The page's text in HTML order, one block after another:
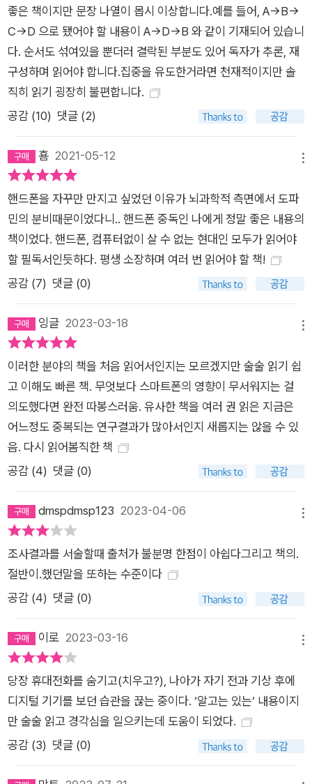
학력 저하 현상, 디지털 치매 등등은 필연적인 결과라는 것이다.
이 책에는 이 주제에 대한 전 세계의 수많은 연구 결과와 설문 조
사, 심리 실험 결과 등등이 집대성돼 있는데, 정신과 의사이자 신
경의학자답게 뇌 과학 이론을 접목시켜 독자의 이해를 돕고 있는
것이 가장 큰 장점 중 하나이다. 문제 제기와 이론으로만 그치지
않고 일상생활에서 어떤 방식으로 디지털 디톡스를 해야 할지를
이해하기 쉽게 설명해준다는 점에서 뇌 과학 건강서라 할 수 있는
이 책은 현재 스웨덴에서만 8만 부가량 판매되었고 12개국에 판
권이 팔렸으며 국민 건강에 이바지한 개인이나 단체에 주는 상인
2019 헬스 어워드를 비롯하여 6개가 넘는 각종 상을 수상했다.
작가 안데르스 한센은 이 인기에 힙입어 공중파 TV인 SVT에서
<당신의 뇌(Dinhjärna)>라는 프로그램을 진행한 바 있는데 스
티븐 핑커, 로버트 새폴스키, 수전 그린필드, 리처드 도킨스 등 세
계적인 석학들을 게스트로 초대해서 큰 화제를 불러일으켰다. 책
긴 시대, 똑똑한 뇌 사용법 스마트폰과 SNS 사용 시간이 늘어날
수록 우울증과 불면증이 생기고, 집중력과 기억력이 떨어지는 지
미래학자 니컬러스 카(Nicholas G. Carr)를 비롯해서 수많은 전
문가들이 지금 우리가 겪고 있는 이 현실을 경고한 바 있다. 그런
데 우리가 교통사고 때문에 자동차를 포기할 수 없듯이 스마트폰
의 부작용과 폐해를 알게 되었다고 해서 다시 과거로 돌아갈 수는
없는 노릇이다. 작가 안데르스 한센은 뇌 과학 이론과 함께 해결
책에 집중한다. 그는 인간이 행복을 느끼기 위해서는 잠을 잘 자
친밀감을 느껴야 한다는 세 가지 조건이 필요하다고 강조하며 어
떻게 하면 이를 실천할 수 있는지에 대해 조언한다. 어찌 보면 너
무나 당연한 이야기라 생각할지 모르지만, 이 세 가지 조건이 왜
우리 뇌에 이다지도 중요한지를 설명하는 부분에서는 평소 우리
가 알던 통념과는 사뭇 다른 이야기가 등장해서 주위를 환기한다.
이를테면 우리가 잠을 자야 하는 이유는 에너지를 충전하기 위해
서가 아니다. 잠자는 동안 우리 뇌가 하루 동안 쌓인 단백질 노폐
물을 제거하는 작업을 하기 때문이다. 또 책상에 앉아서 책을 보
는 것보다 밖에 나가서 몸을 움직이는 것이 집중력과 기억력에 훨
씬 더 큰 도움을 준다는 이야기도 새롭다. 공부하는 것보다 운동
하는 것이 우리 뇌를 더 똑똑하게 만든다는 것이다. SNS에서 만
난 인간관계가 실제로 만나는 인간관계를 대체할 수 없는 이유는
가장 활발하게 발달하는데, 공감 능력과 지적 능력을 주관하는 전
좋은 책이지만 문장 나열이 몹시 이상합니다.예를 들어, A->B->
C->D 으로 됐어야 할 내용이 A->D->B 와 같이 기재되어 있습니
다. 순서도 섞여있을 뿐더러 결락된 부분도 있어 독자가 추론, 재
구성하며 읽어야 합니다.집중을 유도한거라면 천재적이지만 솔
직히 읽기 굉장히 불편합니다.
공감 (10) 댓글 (2)
횸 2021-05-12
핸드폰을 자꾸만 만지고 싶었던 이유가 뇌과학적 측면에서 도파
민의 분비때문이었다니.. 핸드폰 중독인 나에게 정말 좋은 내용의
책이었다. 핸드폰, 컴퓨터없이 살 수 없는 현대인 모두가 읽어야
할 필독서인듯하다. 평생 소장하며 여러 번 읽어야 할 책!
공감 (7) 댓글 (0)
잉글 2023-03-18
이러한 분야의 책을 처음 읽어서인지는 모르겠지만 술술 읽기 쉽
고 이해도 빠른 책. 무엇보다 스마트폰의 영향이 무서워지는 걸
의도했다면 완전 따봉스러움. 유사한 책을 여러 권 읽은 지금은
어느정도 중복되는 연구결과가 많아서인지 새롭지는 않을 수 있
음. 다시 읽어봄직한 책
공감 (4) 댓글 (0)
dmspdmsp123 2023-04-06
조사결과를 서술할때 출처가 불분명 한점이 아쉽다그리고 책의.
절반이.했던말을 또하는 수준이다
공감 (4) 댓글 (0)
이로 2023-03-16
당장 휴대전화를 숨기고(치우고?), 나아가 자기 전과 기상 후에
디지털 기기를 보던 습관을 끊는 중이다. ‘알고는 있는‘ 내용이지
만 술술 읽고 경각심을 일으키는데 도움이 되었다.
공감 (3) 댓글 (0)